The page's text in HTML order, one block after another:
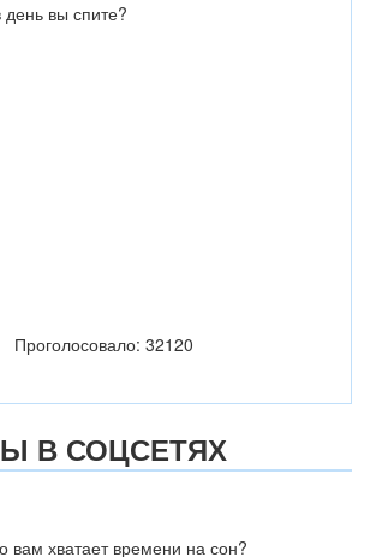
день вы спите?
Проголосовало: 32120
В СОЦСЕТЯХ